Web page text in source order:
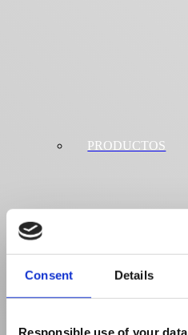
Consent Details
Responsible use of your data
PRODUCTOS